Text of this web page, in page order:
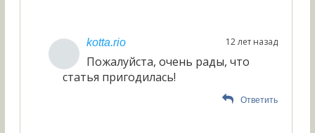
kotta.rio 12 лет назад
Пожалуйста, очень рады, что
статья пригодилась!
Ответить